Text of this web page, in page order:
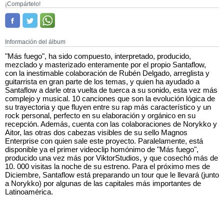
¡Compártelo!
Información del álbum
"Más fuego", ha sido compuesto, interpretado, producido,
mezclado y masterizado enteramente por el propio Santaflow,
con la inestimable colaboración de Rubén Delgado, arreglista y
guitarrista en gran parte de los temas, y quien ha ayudado a
Santaflow a darle otra vuelta de tuerca a su sonido, esta vez más
complejo y musical. 10 canciones que son la evolución lógica de
su trayectoria y que fluyen entre su rap más característico y un
rock personal, perfecto en su elaboración y orgánico en su
recepción. Además, cuenta con las colaboraciones de Norykko y
Aitor, las otras dos cabezas visibles de su sello Magnos
Enterprise con quien sale este proyecto. Paralelamente, está
disponible ya el primer videoclip homónimo de "Más fuego",
producido una vez más por ViktorStudios, y que cosechó más de
10. 000 visitas la noche de su estreno. Para el próximo mes de
Diciembre, Santaflow está preparando un tour que le llevará (junto
a Norykko) por algunas de las capitales más importantes de
Latinoamérica.